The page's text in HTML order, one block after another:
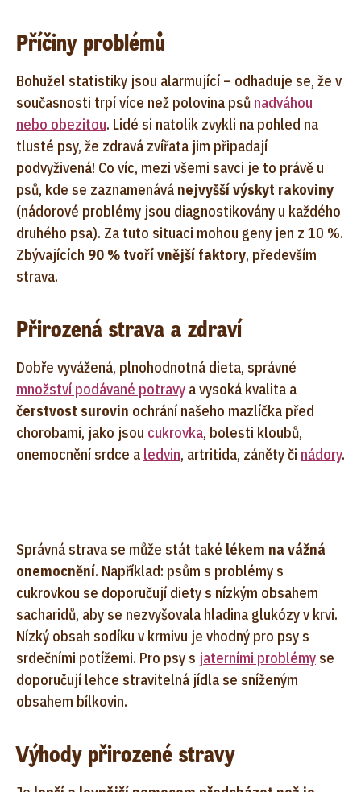
Příčiny problémů
Bohužel statistiky jsou alarmující – odhaduje se, že v
současnosti trpí více než polovina psů nadváhou
nebo obezitou. Lidé si natolik zvykli na pohled na
tlusté psy, že zdravá zvířata jim připadají
podvyživená! Co víc, mezi všemi savci je to právě u
psů, kde se zaznamenává nejvyšší výskyt rakoviny
(nádorové problémy jsou diagnostikovány u každého
druhého psa). Za tuto situaci mohou geny jen z 10 %.
Zbývajících 90 % tvoří vnější faktory, především
strava.
Přirozená strava a zdraví
Dobře vyvážená, plnohodnotná dieta, správné
množství podávané potravy a vysoká kvalita a
čerstvost surovin ochrání našeho mazlíčka před
chorobami, jako jsou cukrovka, bolesti kloubů,
onemocnění srdce a ledvin, artritida, záněty či nádory.
Správná strava se může stát také lékem na vážná
onemocnění. Například: psům s problémy s
cukrovkou se doporučují diety s nízkým obsahem
sacharidů, aby se nezvyšovala hladina glukózy v krvi.
Nízký obsah sodíku v krmivu je vhodný pro psy s
srdečními potížemi. Pro psy s jaterními problémy se
doporučují lehce stravitelná jídla se sníženým
obsahem bílkovin.
Výhody přirozené stravy